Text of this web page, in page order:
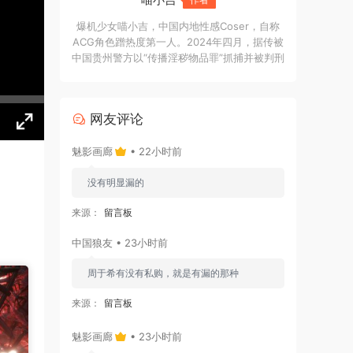
爆机少女喵小吉，中国内地性感Coser，自称
ACG角色蹭热度第一人。2024年四月，据传被
中国贵州警方以“传播淫秽物品罪”抓捕并被判刑
网友评论
魅影画廊 • 22小时前
没有明显漏的
来源： 留言板
中国狼友 • 23小时前
周于希有没有私购，就是有漏的那种
来源： 留言板
魅影画廊 • 23小时前